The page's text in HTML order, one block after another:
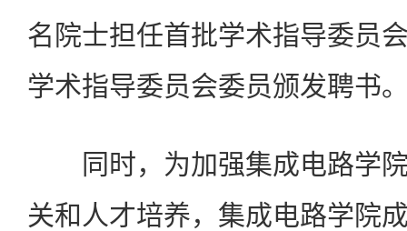
名院士担任首批学术指导委员
学术指导委员会委员颁发聘书
同时，为加强集成电路学院
关和人才培养，集成电路学院